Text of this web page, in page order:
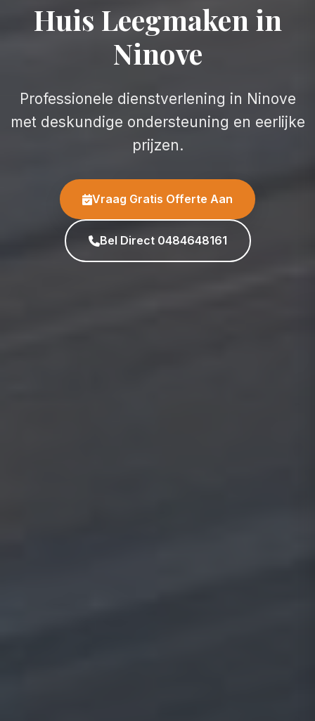
Huis Leegmaken in
Ninove
Professionele dienstverlening in Ninove
met deskundige ondersteuning en eerlijke
prijzen.
Vraag Gratis Offerte Aan
Bel Direct 0484648161